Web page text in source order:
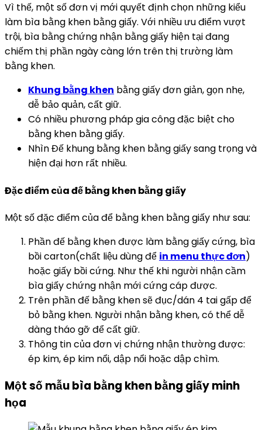
Vì thế, một số đơn vị mới quyết định chọn những kiểu
làm bìa bằng khen bằng giấy. Với nhiều ưu điểm vượt
trội, bìa bằng chứng nhận bằng giấy hiện tại đang
chiếm thị phần ngày càng lớn trên thị trường làm
bằng khen.
Khung bằng khen bằng giấy đơn giản, gọn nhẹ,
dễ bảo quản, cất giữ.
Có nhiều phương pháp gia công đặc biệt cho
bằng khen bằng giấy.
Nhìn Đế khung bằng khen bằng giấy sang trọng và
hiện đại hơn rất nhiều.
Đặc điểm của đế bằng khen bằng giấy
Một số đặc điểm của để bằng khen bằng giấy như sau:
Phần đế bằng khen được làm bằng giấy cứng, bìa
bồi carton(chất liệu dùng để in menu thực đơn)
hoặc giấy bồi cứng. Như thế khi người nhận cầm
bìa giấy chứng nhận mới cứng cáp được.
Trên phần đế bằng khen sẽ đục/dán 4 tai gấp để
bỏ bằng khen. Người nhận bằng khen, có thể dễ
dàng tháo gỡ để cất giữ.
Thông tin của đơn vị chứng nhận thường được:
ép kim, ép kim nổi, dập nổi hoặc dập chìm.
Một số mẫu bìa bằng khen bằng giấy minh
họa